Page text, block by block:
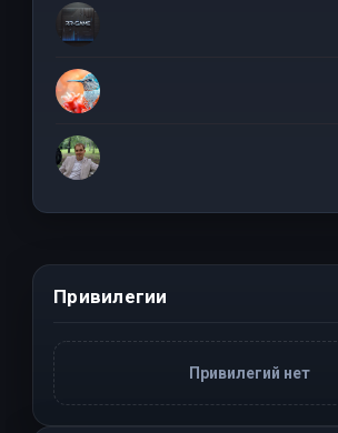
Привилегии
Привилегий нет